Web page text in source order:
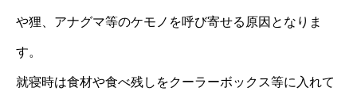
や狸、アナグマ等のケモノを呼び寄せる原因となりま
す。
就寝時は食材や食べ残しをクーラーボックス等に入れて